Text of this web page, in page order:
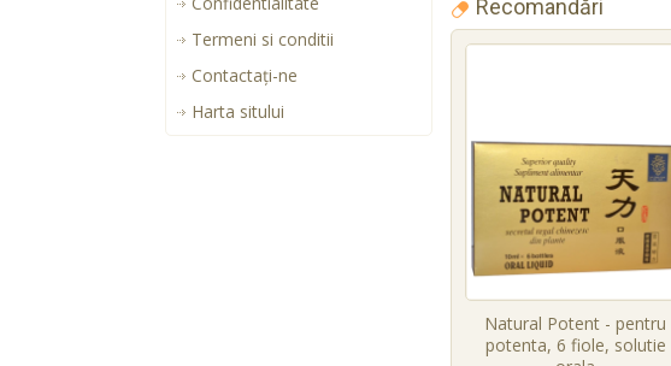
Termeni si conditii
Contactaţi-ne
Harta sitului
Recomandări
Natural Potent - pentru
potenta, 6 fiole, solutie